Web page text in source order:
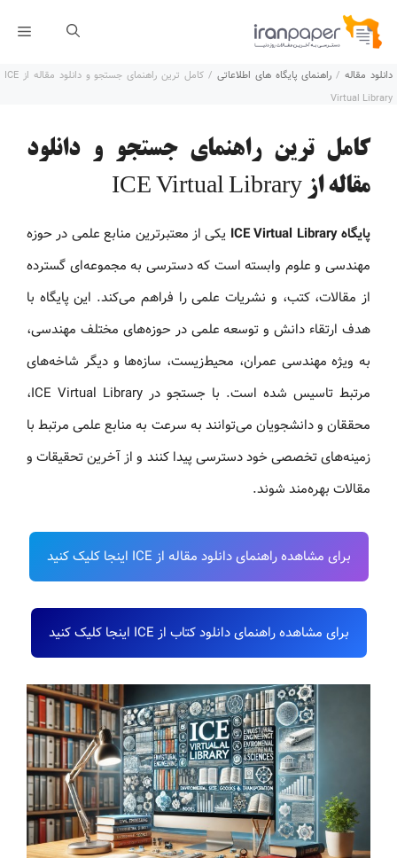
پرش
محتوا
دانلود مقاله/ راهنمای پایگاه های اطلاعاتی /
کامل ترین راهنمای جستجو و دانلود مقاله از ICE
Virtual Library
کامل ترین راهنمای جستجو و دانلود
مقاله از ICE Virtual Library
پایگاه ICE Virtual Library
یکی از معتبرترین منابع علمی در حوزه
مهندسی و علوم وابسته است که دسترسی به مجموعه‌ای گسترده
از مقالات، کتب، و نشریات علمی را فراهم می‌کند. این پایگاه با
هدف ارتقاء دانش و توسعه علمی در حوزه‌های مختلف مهندسی،
به ویژه مهندسی عمران، محیط‌زیست، سازه‌ها و دیگر شاخه‌های
مرتبط تاسیس شده است. با جستجو در ICE Virtual Library،
محققان و دانشجویان می‌توانند به سرعت به منابع علمی مرتبط با
زمینه‌های تخصصی خود دسترسی پیدا کنند و از آخرین تحقیقات و
مقالات بهره‌مند شوند.
برای مشاهده راهنمای دانلود مقاله از ICE اینجا کلیک کنید
برای مشاهده راهنمای دانلود کتاب از ICE اینجا کلیک کنید